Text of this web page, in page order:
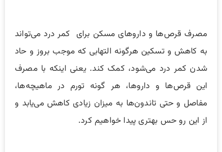
مصرف قرص‌ها و داروهای مسکن برای کمر درد می‌تواند
به کاهش و تسکین هرگونه التهابی که موجب بروز و حاد
شدن کمر درد می‌شود، کمک کند. یعنی اینکه با مصرف
این قرص‌ها و داروها، هر گونه تورم در ماهیچه‌ها،
مفاصل و حتی تاندون‌ها به میزان زیادی کاهش می‌یابد و
از این رو حس بهتری پیدا خواهیم کرد.